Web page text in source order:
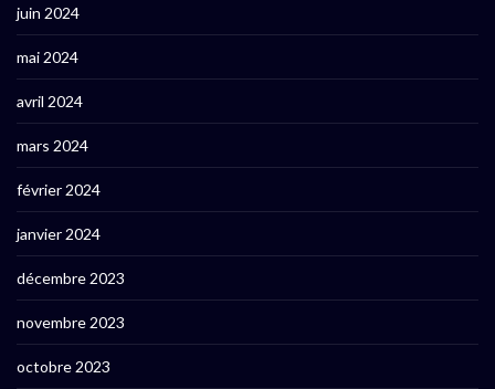
juin 2024
mai 2024
avril 2024
mars 2024
février 2024
janvier 2024
décembre 2023
novembre 2023
octobre 2023